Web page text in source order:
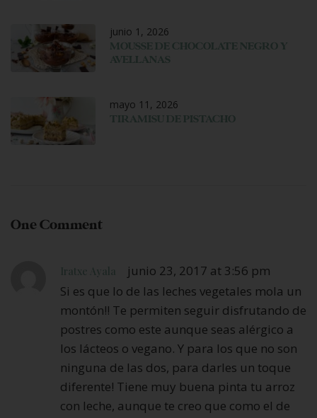
junio 1, 2026
MOUSSE DE CHOCOLATE NEGRO Y
AVELLANAS
mayo 11, 2026
TIRAMISU DE PISTACHO
One Comment
Iratxe Ayala
junio 23, 2017 at 3:56 pm
Si es que lo de las leches vegetales mola un
montón!! Te permiten seguir disfrutando de
postres como este aunque seas alérgico a
los lácteos o vegano. Y para los que no son
ninguna de las dos, para darles un toque
diferente! Tiene muy buena pinta tu arroz
con leche, aunque te creo que como el de